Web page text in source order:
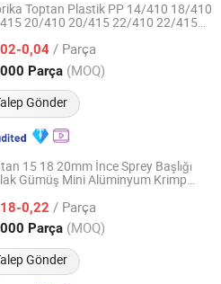
Toptan Plastik PP 14/410 18/410
20/410 20/415 22/410 22/415
Sprey Kapağı Atomizatör Şişe için
0,04 / Parça
Parça (MOQ)
Gönder
INDUSTRY CO., LTD.
Fiyat 2018
15 18 20mm İnce Sprey Başlığı
Gümüş Mini Alüminyum Krimp
için
0,22 / Parça
Parça (MOQ)
Gönder
CO., LTD.
Fiyat 2014